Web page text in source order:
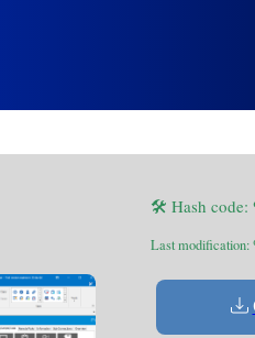
🛠 Hash code:
Last modification: